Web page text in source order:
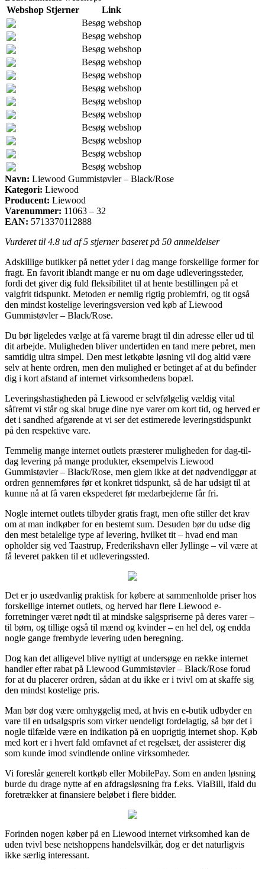
Webshop Stjerner
Link
Besøg webshop
Besøg webshop
Besøg webshop
Besøg webshop
Besøg webshop
Besøg webshop
Besøg webshop
Besøg webshop
Besøg webshop
Besøg webshop
Besøg webshop
Besøg webshop
Navn: Liewood Gummistøvler – Black/Rose
Kategori: Liewood
Producent: Liewood
Varenummer: 11063 – 32
EAN: 5713370112888
Vurderet til 4.8 ud af 5 stjerner baseret på 50 anmeldelser
Adskillige butikker på nettet yder i dag mange forskellige former for
fragt. En favorit iblandt mange er nu om dage udleveringssteder,
fordi det giver dig fuld fleksibilitet til at hente bestillingen på et
valgfrit tidspunkt. Metoden er nemlig rigtig problemfri, og tit også
den mindst kostelige leveringsversion ved køb af Liewood
Gummistøvler – Black/Rose.
Du bør ligeledes vælge at få varerne bragt til din adresse eller ud til
dit arbejde. Muligheden bliver undertiden en tand mere pebret, men
samtidig ultra simpel. Den mest letkøbte løsning vil dog altid være
selv at hente ordren, men den mulighed er betinget af at du befinder
dig i kort afstand af internet virksomhedens bopæl.
Leveringshastigheden på Liewood er selvfølgelig vældig vital
såfremt vi står og skal bruge dine nye varer om kort tid, og herved er
det i sandhed afgørende at vi ser det estimerede leveringstidspunkt
på den respektive vare.
Temmelig mange internet outlets præsterer muligheden for dag-til-
dag levering på mange produkter, eksempelvis Liewood
Gummistøvler – Black/Rose, men glem ikke at det nødvendiggør at
ordren gennemføres før et konkret tidspunkt, så de har udsigt til at
kunne nå at få varen ekspederet før medarbejderne får fri.
Nogle internet outlets tilbyder gratis fragt, men ofte stiller det krav
om at man indkøber for en bestemt sum. Desuden bør du udse dig
den mest betalelige type af levering, hvilket tit – hvad end man
opholder sig ved Taastrup, Frederikshavn eller Jyllinge – vil være at
få leveret pakken til et udleveringssted.
Det er jo usædvanlig praktisk for købere at sammenholde priser hos
forskellige internet outlets, og herved har flere Liewood e-
forretninger været nødt til at mindske salgspriserne på deres varer –
til børn, og tillige også til mænd og kvinder – en hel del, og endda
nogle gange frembyde levering uden beregning.
Dog kan det alligevel blive nyttigt at undersøge en række internet
handler efter rabat på Liewood Gummistøvler – Black/Rose forud
for at du placerer ordren, sådan at du ikke er i tvivl om at skaffe sig
den mindst kostelige pris.
Man bør dog være omhyggelig med, at hvis en e-butik udbyder en
vare til en udsalgspris som virker uendeligt fordelagtig, så bør det i
nogle tilfælde være en indikation på en uoprigtig internet shop. Køb
med kort er i hvert fald omfavnet af et regelsæt, der assisterer dig
som kunde imod svindlende online virksomheder.
Vi foreslår generelt kortkøb eller MobilePay. Som en anden løsning
burde du drage nytte af en afdragsløsning fra f.eks. ViaBill, ifald du
foretrækker at finansiere beløbet i flere bidder.
Forinden nogen køber på en Liewood internet virksomhed kan de
uden tvivl bese netshoppens handelsvilkår, dog er det naturligvis
ikke særlig interessant.